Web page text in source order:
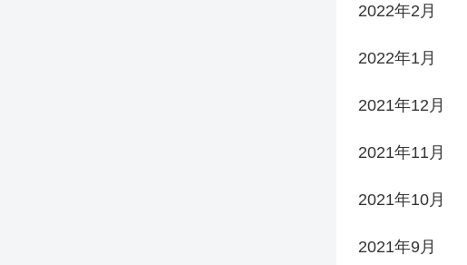
2022年2月
2022年1月
2021年12月
2021年11月
2021年10月
2021年9月